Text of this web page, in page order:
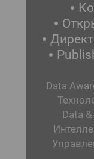
Data
Data &